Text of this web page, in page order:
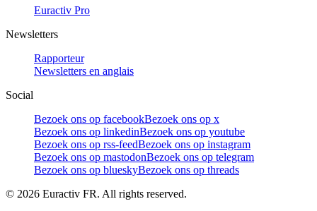
Euractiv Pro
Newsletters
Rapporteur
Newsletters en anglais
Social
Bezoek ons op facebookBezoek ons op x
Bezoek ons op linkedinBezoek ons op youtube
Bezoek ons op rss-feedBezoek ons op instagram
Bezoek ons op mastodonBezoek ons op telegram
Bezoek ons op blueskyBezoek ons op threads
© 2026 Euractiv FR. All rights reserved.